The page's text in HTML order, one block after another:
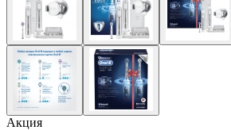
Акция